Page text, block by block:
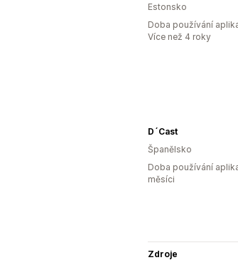
Estonsko
Doba používání
Více než 4 roky
D´Cast
Španělsko
Doba používání
měsíci
Zdroje